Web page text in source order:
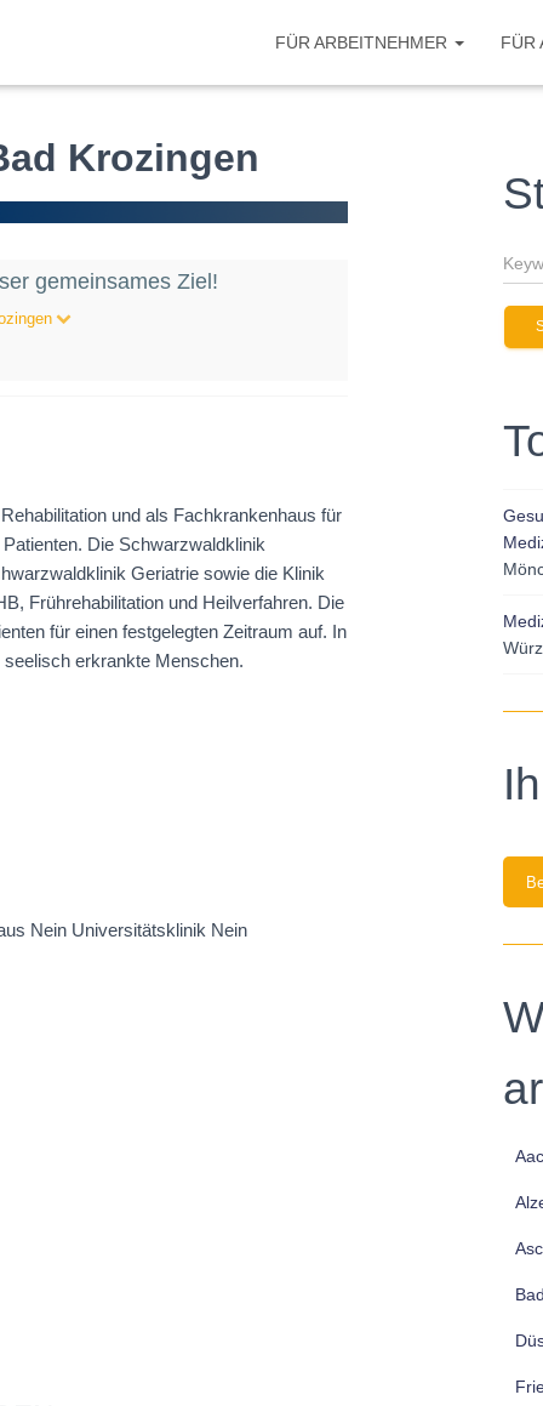
FÜR ARBEITNEHMER FÜR
Krozingen
gemeinsames Ziel!
und als Fachkrankenhaus für
Die Schwarzwaldklinik
Geriatrie sowie die Klinik
Frührehabilitation und Heilverfahren. Die
für einen festgelegten Zeitraum auf. In
erkrankte Menschen.
Nein Universitätsklinik Nein